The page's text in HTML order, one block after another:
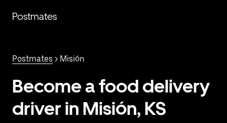
contenido
Postmates
Postmates > Misión
Become a food delivery
driver in Misión, KS